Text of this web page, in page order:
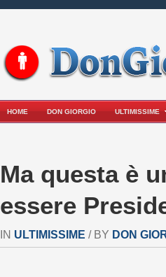
HOME DON GIORGIO ULTIMISSIME
Ma questa è
essere
IN ULTIMISSIME / BY DON